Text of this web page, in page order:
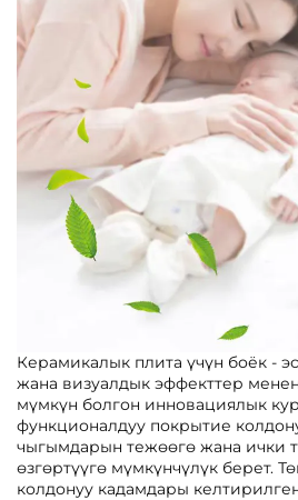
Керамикалык плита үчүн боёк -
жана визуалдык эффекттер
мүмкүн болгон инновациялык
функционалдуу покрытие
чыгымдарын тежөөгө жана ички
өзгөртүүгө мүмкүнчүлүк берет.
колдонуу кадамдары